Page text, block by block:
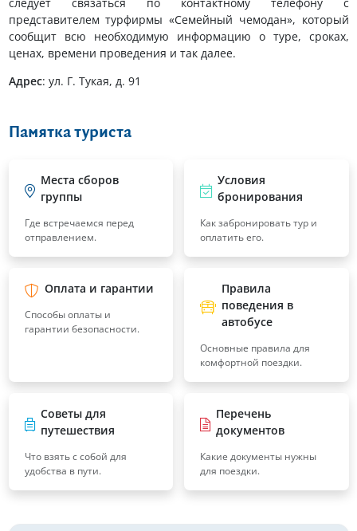
представителем турфирмы «Семейный чемодан», который
сообщит всю необходимую информацию о туре, сроках,
ценах, времени проведения и так далее.
Адрес: ул. Г. Тукая, д. 91
Памятка туриста
Места сборов
группы
Где встречаемся перед
отправлением.
Условия
бронирования
Как забронировать тур и
оплатить его.
Оплата и гарантии
Способы оплаты и
гарантии безопасности.
Правила
поведения в
автобусе
Основные правила для
комфортной поездки.
Советы для
путешествия
Что взять с собой для
удобства в пути.
Перечень
документов
Какие документы нужны
для поездки.